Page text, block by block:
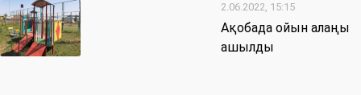
2.06.2022, 15:15
Ақобада ойын алаңы
ашылды